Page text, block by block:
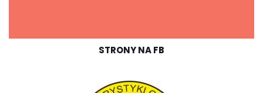
STRONY NA FB